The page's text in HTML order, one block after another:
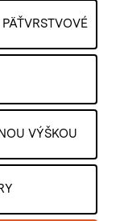
VÝŠKOU